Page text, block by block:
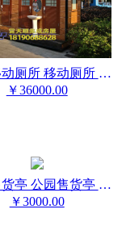
成都移动厕所 移动厕所 景区移动厕所
￥36000.00
成都售货亭 公园售货亭 小区售货亭
￥3000.00